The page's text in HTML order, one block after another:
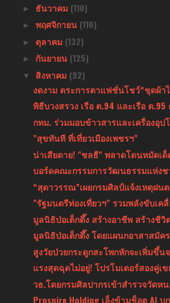
► ธันวาคม (110)
► พฤศจิกายน (110)
► ตุลาคม (132)
► กันยายน (125)
▼ สิงหาคม (92)
งดงาม ตระการตาแฟชั่นโชว์“ชุดผ้
พิธีบวงสรวง เรือ ต.94 และเรือ ต
กทม. ร่วมมอบข้าวสารและเครื่องอุป
"สุขทันที ที่เที่ยวเมืองเพชรฯ"
น่าเสียดาย! "ชลธี" พลาดโดนหมัดเ
บอร์ดคณะกรรมการวัฒนธรรมแห่งช
“สุดาวรรณ”เผยกรมศิลป์แจ้งเหตุฝน
"รัฐมนตรีท่องเที่ยวฯ" รวมพลังขับเค
มูลนิธิป่อเต็กตึ๊ง สร้างอาชีพ สร้างชี
มูลนิธิป่อเต็กตึ๊ง โดยแผนกอาสาสมัค
สูงวัยป่วยกระดูกสะโพกหักจะเพิ่มขึ้น
แรงสุดฉุดไม่อยู่! โปรโมเตอร์สองคู่เ
วธ.โดยกรมศิลปากรเข้าสำรวจวัดห
Prospire Holding เล็งข้ามช็อต AI บุ